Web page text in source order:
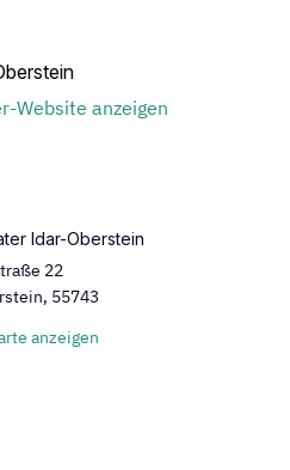
Website anzeigen
Idar-Oberstein
22
, 55743
anzeigen